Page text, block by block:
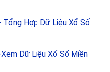
Mega 6/45
hợp